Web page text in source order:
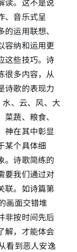
、音乐式呈
运用联想、
容纳和运用更
这些技巧。诗
很多内容，从
诗歌的表现力
、云、风、大
蔬、粮食、
神在其中彰显
某个具体细
。诗歌简练的
要我们通过对
联。如诗篇第
画面交错堆
非按时间先后
解，才能体会
看到恶人安逸